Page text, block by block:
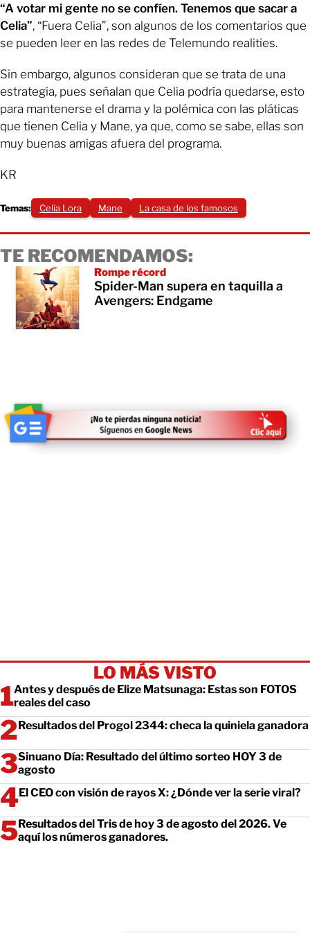
“A votar mi gente no se confíen. Tenemos que sacar a
Celia”, “Fuera Celia”, son algunos de los comentarios que
se pueden leer en las redes de Telemundo realities.
Sin embargo, algunos consideran que se trata de una
estrategia, pues señalan que Celia podría quedarse, esto
para mantenerse el drama y la polémica con las pláticas
que tienen Celia y Mane, ya que, como se sabe, ellas son
muy buenas amigas afuera del programa.
KR
Temas: Celia Lora Mane La casa de los famosos
TE RECOMENDAMOS:
Rompe récord
Spider-Man supera en taquilla a
Avengers: Endgame
LO MÁS VISTO
Antes y después de Elize Matsunaga: Estas son FOTOS
reales del caso
Resultados del Progol 2344: checa la quiniela ganadora
Sinuano Día: Resultado del último sorteo HOY 3 de
agosto
El CEO con visión de rayos X: ¿Dónde ver la serie viral?
Resultados del Tris de hoy 3 de agosto del 2026. Ve
aquí los números ganadores.